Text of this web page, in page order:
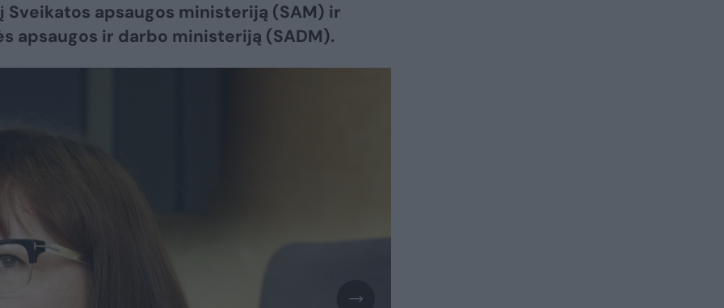
Sveikatos apsaugos ministeriją (SAM) ir
apsaugos ir darbo ministeriją (SADM).